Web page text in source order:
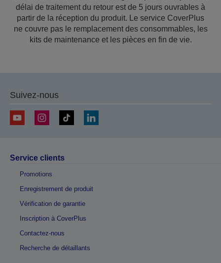
délai de traitement du retour est de 5 jours ouvrables à
partir de la réception du produit. Le service CoverPlus
ne couvre pas le remplacement des consommables, les
kits de maintenance et les pièces en fin de vie.
Suivez-nous
Service clients
Promotions
Enregistrement de produit
Vérification de garantie
Inscription à CoverPlus
Contactez-nous
Recherche de détaillants